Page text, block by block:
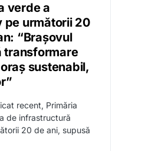
verde a
pe următorii 20
“Brașovul
transformare
sustenabil,
recent, Primăria
de infrastructură
20 de ani, supusă